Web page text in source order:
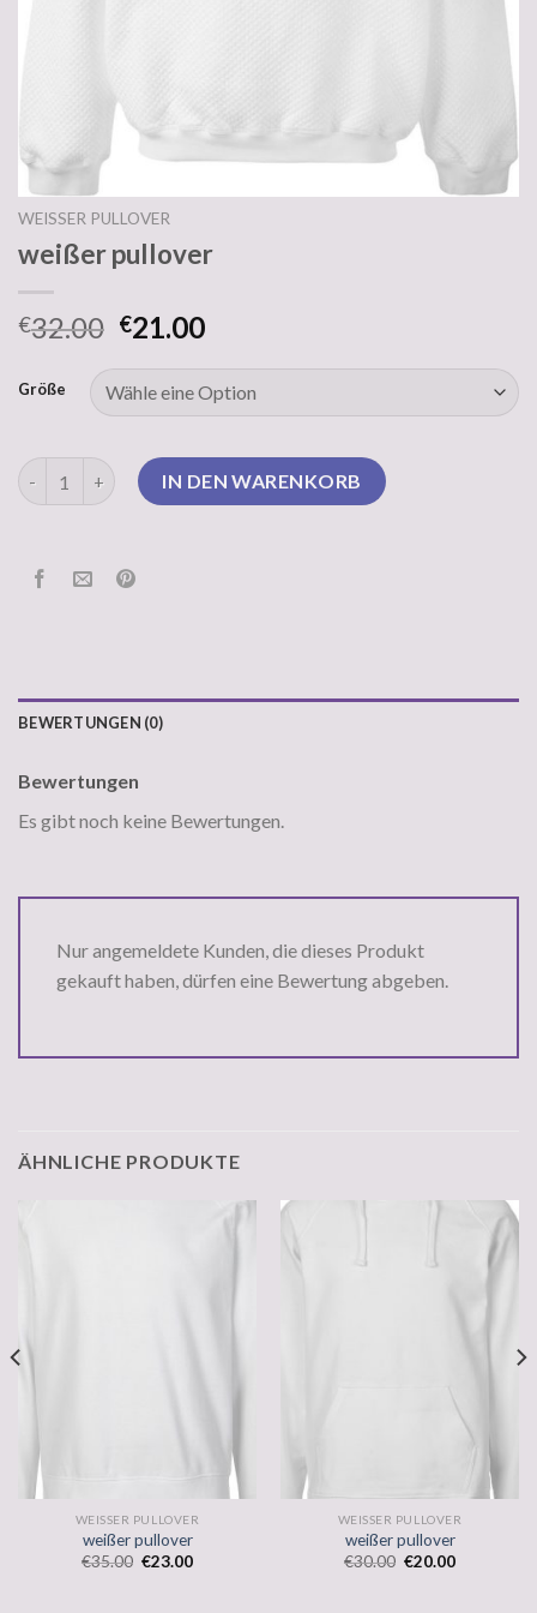
WEISSER PULLOVER
weißer pullover
€32.00 €21.00
Größe
weißer pullover MengeIN DEN WARENKORB
BEWERTUNGEN (0)
Bewertungen
Es gibt noch keine Bewertungen.
Nur angemeldete Kunden, die dieses Produkt
gekauft haben, dürfen eine Bewertung abgeben.
ÄHNLICHE PRODUKTE
WEISSER PULLOVER
weißer pullover
€35.00 €23.00
WEISSER PULLOVER
weißer pullover
€30.00 €20.00